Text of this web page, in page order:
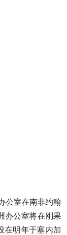
公室在南非约翰
办公室将在刚果
在明年于塞内加